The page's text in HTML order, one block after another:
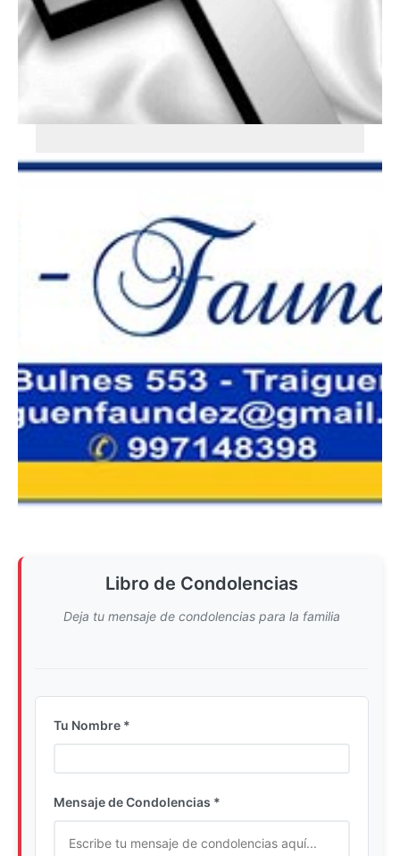
Libro de Condolencias
Deja tu mensaje de condolencias para la familia
Tu Nombre *
Mensaje de Condolencias *